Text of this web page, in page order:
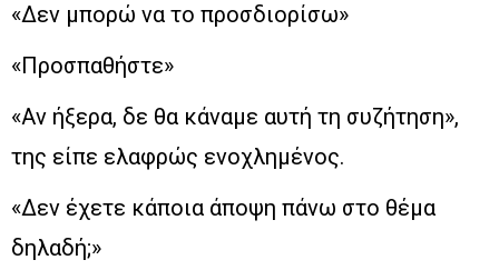
«Δεν μπορώ να το προσδιορίσω»
«Προσπαθήστε»
«Αν ήξερα, δε θα κάναμε αυτή τη συζήτηση»,
της είπε ελαφρώς ενοχλημένος.
«Δεν έχετε κάποια άποψη πάνω στο θέμα
δηλαδή;»